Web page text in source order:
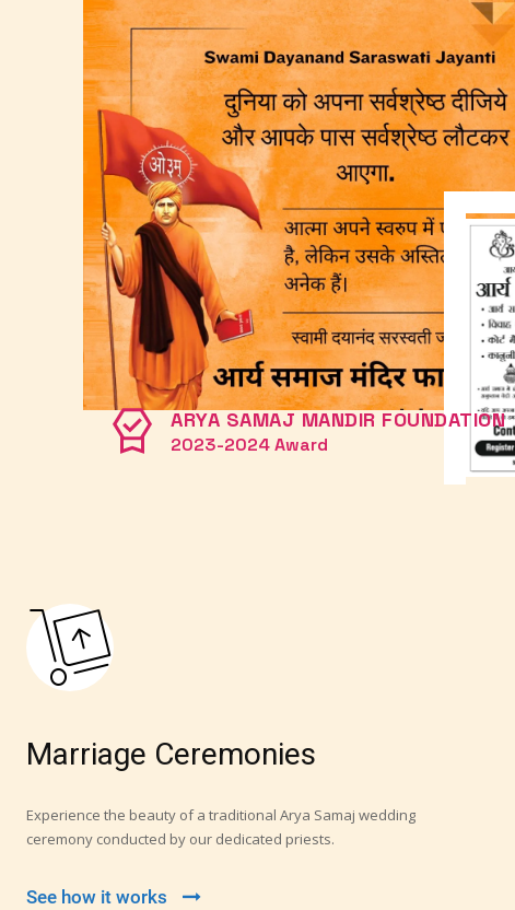
ARYA SAMAJ MANDIR FOUNDATION
2023-2024 Award
Marriage Ceremonies
Experience the beauty of a traditional Arya Samaj wedding
ceremony conducted by our dedicated priests.
See how it works